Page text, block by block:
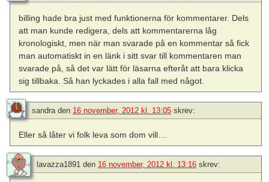
billing hade bra just med funktionerna för kommentarer. Dels
att man kunde redigera, dels att kommentarerna låg
kronologiskt, men när man svarade på en kommentar så fick
man automatiskt in en länk i sitt svar till kommentaren man
svarade på, så det var lätt för läsarna efteråt att bara klicka
sig tillbaka. Så han lyckades i alla fall med något.
sandra den 16 november, 2012 kl. 13:05 skrev:
Eller så låter vi folk leva som dom vill…
lavazza1891 den 16 november, 2012 kl. 13:16 skrev: